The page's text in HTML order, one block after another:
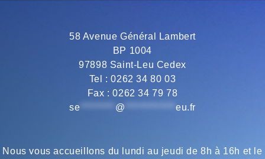
58 Avenue Général Lambert
BP 1004
97898 Saint-Leu Cedex
Tel : 0262 34 80 03
Fax : 0262 34 79 78
se
@ *************eu.fr
Nous vous accueillons du lundi au jeudi de 8h à 16h et le